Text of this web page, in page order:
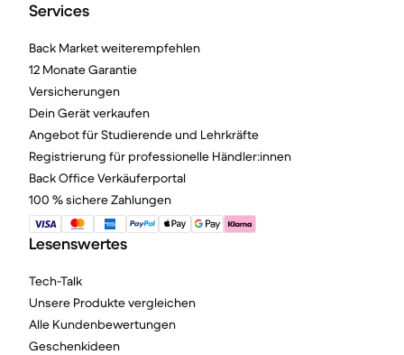
Services
Back Market weiterempfehlen
12 Monate Garantie
Versicherungen
Dein Gerät verkaufen
Angebot für Studierende und Lehrkräfte
Registrierung für professionelle Händler:innen
Back Office Verkäuferportal
100 % sichere Zahlungen
Lesenswertes
Tech-Talk
Unsere Produkte vergleichen
Alle Kundenbewertungen
Geschenkideen